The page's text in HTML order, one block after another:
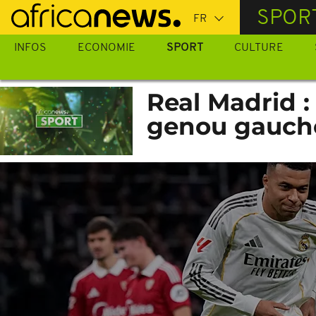
Passer
au
contenu
INFOS ECONOMIE SPORT CULTURE
Real Madrid
genou